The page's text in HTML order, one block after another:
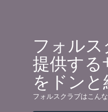
フォル
提供する
をドンと
フォルスクラブはこん